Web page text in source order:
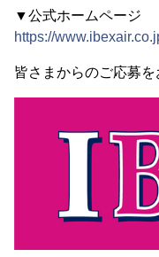
▼公式ホームページ
https://
皆さまからのご応募を